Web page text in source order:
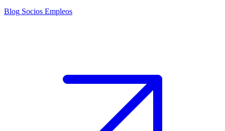
Blog Socios Empleos